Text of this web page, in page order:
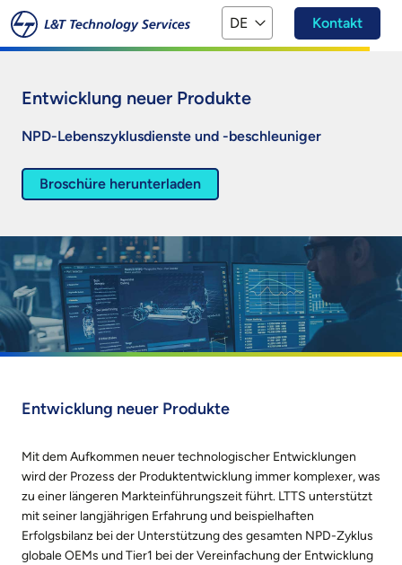
Zum Hauptinhalt springen
DE Kontakt
Entwicklung neuer Produkte
NPD-Lebenszyklusdienste und -beschleuniger
Broschüre herunterladen
Entwicklung neuer Produkte
Mit dem Aufkommen neuer technologischer Entwicklungen
wird der Prozess der Produktentwicklung immer komplexer, was
zu einer längeren Markteinführungszeit führt. LTTS unterstützt
mit seiner langjährigen Erfahrung und beispielhaften
Erfolgsbilanz bei der Unterstützung des gesamten NPD-Zyklus
globale OEMs und Tier1 bei der Vereinfachung der Entwicklung